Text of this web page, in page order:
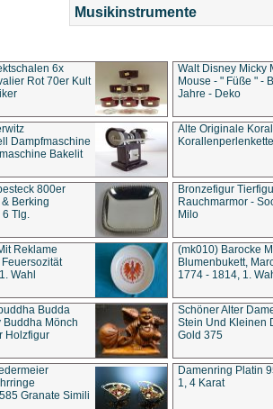
Musikinstrumente
6x
Rot 70er Kult
Walt Disney Micky
Mouse - " Füße " -
Jahre - Deko
Dampfmaschine
Bakelit
Alte Originale
Korallenperlenkette
800er
Berking
6 Tlg.
Bronzefigur
Rauchmarmor -
Milo
Reklame
Wahl
(mk010) Barocke
Blumenbukett,
1774 - 1814, 1.
Budda
Buddha Mönch
Holzfigur
Schöner Alter
Stein Und Kleinen
Gold 375
Granate Simili
Damenring Platin
1, 4 Karat